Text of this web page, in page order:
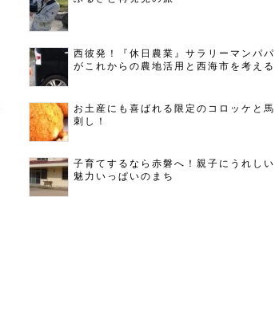
西彼発！『休日農業』サラリーマンパパ
がこれからの農地活用と西海市を考える
お土産にも喜ばれる限定のコロッケと馬
刺し！
子育てするなら赤磐へ！親子にうれしい
魅力いっぱいのまち